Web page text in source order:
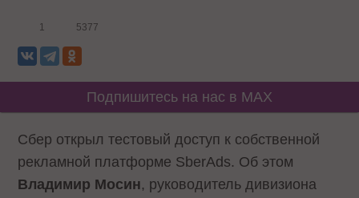
1 5377
Подпишитесь на нас в MAX
Сбер открыл тестовый доступ к собственной
рекламной платформе SberAds. Об этом
Владимир Мосин, руководитель дивизиона